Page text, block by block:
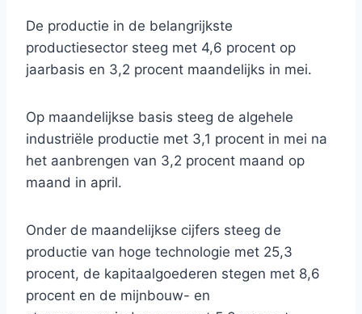
De productie in de belangrijkste
productiesector steeg met 4,6 procent op
jaarbasis en 3,2 procent maandelijks in mei.
Op maandelijkse basis steeg de algehele
industriële productie met 3,1 procent in mei na
het aanbrengen van 3,2 procent maand op
maand in april.
Onder de maandelijkse cijfers steeg de
productie van hoge technologie met 25,3
procent, de kapitaalgoederen stegen met 8,6
procent en de mijnbouw- en